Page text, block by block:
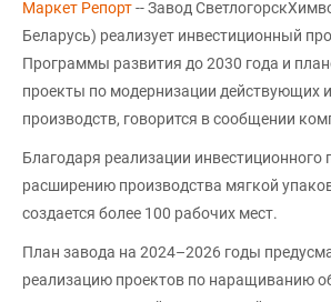
Маркет Репорт-- Завод
Беларусь) реализует инвестиционный
Программы развития до 2030 года и
проекты по модернизации действующих
производств, говорится в сообщении
Благодаря реализации инвестиционного
расширению производства мягкой
создается более 100 рабочих мест.
План завода на 2024–2026 годы
реализацию проектов по наращиванию